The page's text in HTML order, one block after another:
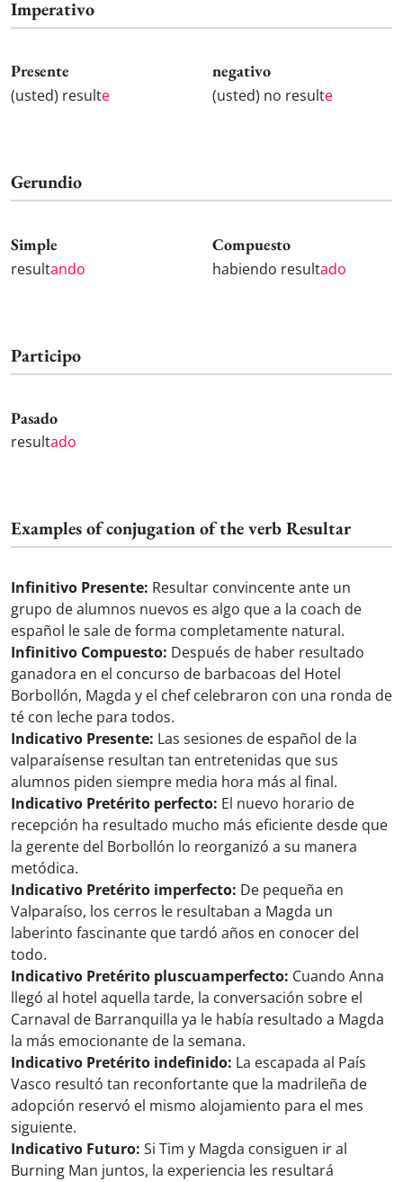
Imperativo
Presente
(usted) resulte
negativo
(usted) no resulte
Gerundio
Simple
resultando
Compuesto
habiendo resultado
Participo
Pasado
resultado
Examples of conjugation of the verb Resultar
Infinitivo Presente: Resultar convincente ante un
grupo de alumnos nuevos es algo que a la coach de
español le sale de forma completamente natural.
Infinitivo Compuesto: Después de haber resultado
ganadora en el concurso de barbacoas del Hotel
Borbollón, Magda y el chef celebraron con una ronda de
té con leche para todos.
Indicativo Presente: Las sesiones de español de la
valparaísense resultan tan entretenidas que sus
alumnos piden siempre media hora más al final.
Indicativo Pretérito perfecto: El nuevo horario de
recepción ha resultado mucho más eficiente desde que
la gerente del Borbollón lo reorganizó a su manera
metódica.
Indicativo Pretérito imperfecto: De pequeña en
Valparaíso, los cerros le resultaban a Magda un
laberinto fascinante que tardó años en conocer del
todo.
Indicativo Pretérito pluscuamperfecto: Cuando Anna
llegó al hotel aquella tarde, la conversación sobre el
Carnaval de Barranquilla ya le había resultado a Magda
la más emocionante de la semana.
Indicativo Pretérito indefinido: La escapada al País
Vasco resultó tan reconfortante que la madrileña de
adopción reservó el mismo alojamiento para el mes
siguiente.
Indicativo Futuro: Si Tim y Magda consiguen ir al
Burning Man juntos, la experiencia les resultará